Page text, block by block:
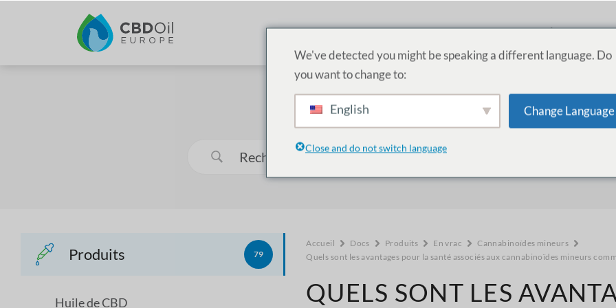
PRODUITS SERVICES ACADÉMIE A
Comment pouvons-nous vous aider ?
Produits 79
Huile de CBD
Accueil Docs Produits En vrac
Cannabinoïdes mineurs
Quels sont les avantages pour la santé associés aux cannabinoïdes mineurs
QUELS SONT LES
We've detected you might be speaking a different language. Do
you want to change to:
English Change Language
Close and do not switch language